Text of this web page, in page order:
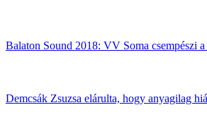
Balaton Sound 2018: VV Soma csempészi
Demcsák Zsuzsa elárulta, hogy anyagilag